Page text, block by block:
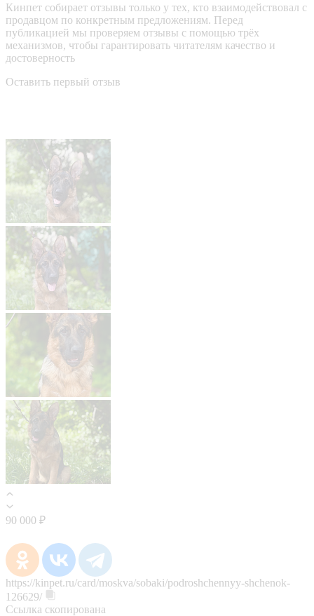
Кинпет собирает отзывы только у тех, кто взаимодействовал с
продавцом по конкретным предложениям. Перед
публикацией мы проверяем отзывы с помощью трёх
механизмов, чтобы гарантировать читателям качество и
достоверность
Оставить первый отзыв
90 000 ₽
https://kinpet.ru/card/moskva/sobaki/podroshchennyy-shchenok-
126629/
Ссылка скопирована